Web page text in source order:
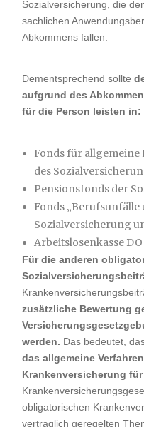
Sozialversicherung, die
sachlichen
Abkommens fallen.
Dementsprechend sollte
aufgrund des
für die Person leisten in:
Fonds für
des
Pensionsfonds der
Fonds
Sozialversicherung
Arbeitslosenkasse
Für die anderen
zusätzliche Bewertung
werden. Das bedeutet,
das allgemeine
Krankenversicherung
obligatorischen
vertraglich geregelten